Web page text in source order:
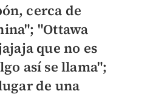
cerca de
"Ottawa
que no es
lgo así se llama";
de una